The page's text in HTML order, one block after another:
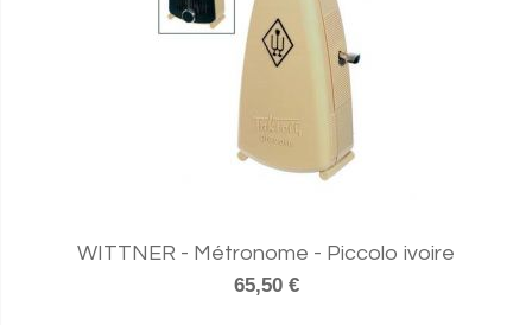
WITTNER - Métronome - Piccolo ivoire
65,50 €